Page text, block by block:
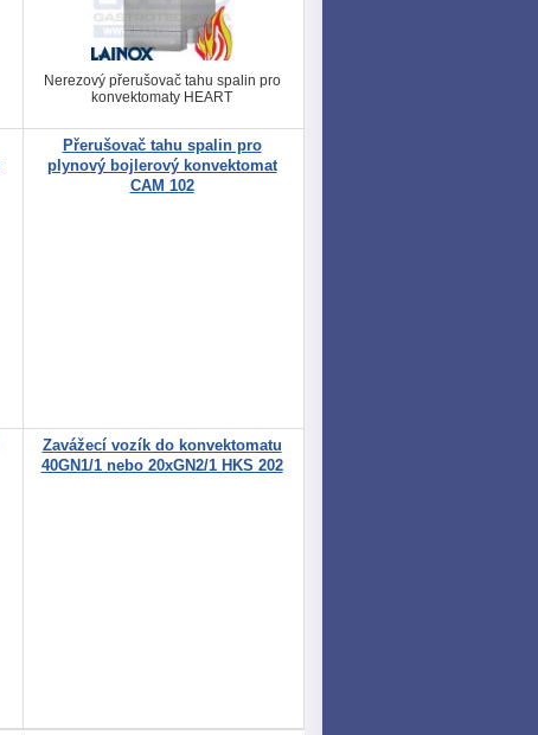
Nerezový přerušovač tahu spalin pro
konvektomaty HEART
Přerušovač tahu spalin pro
plynový bojlerový konvektomat
CAM 102
Zavážecí vozík do konvektomatu
40GN1/1 nebo 20xGN2/1 HKS 202